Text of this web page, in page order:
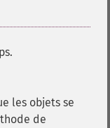
les objets se
de